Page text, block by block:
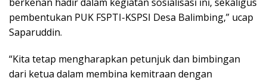
pembentukan PUK FSPTI-KSPSI Desa Balimbing,” ucap
Saparuddin.
“Kita tetap mengharapkan petunjuk dan bimbingan
dari ketua dalam membina kemitraan dengan